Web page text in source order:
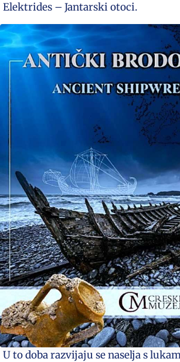
Elektrides – Jantarski otoci.
U to doba razvijaju se naselja s